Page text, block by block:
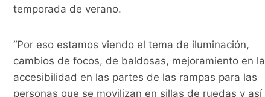
temporada de verano.
“Por eso estamos viendo el tema de iluminación,
cambios de focos, de baldosas, mejoramiento en la
accesibilidad en las partes de las rampas para las
personas que se movilizan en sillas de ruedas y así